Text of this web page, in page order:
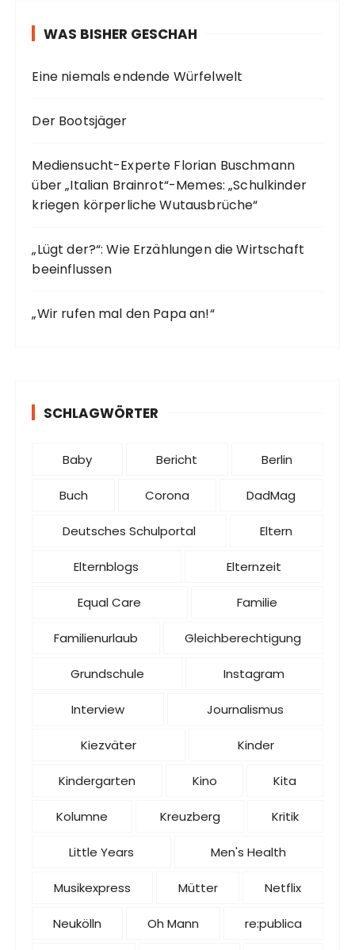
WAS BISHER GESCHAH
Eine niemals endende Würfelwelt
Der Bootsjäger
Mediensucht-Experte Florian Buschmann
über „Italian Brainrot“-Memes: „Schulkinder
kriegen körperliche Wutausbrüche“
„Lügt der?“: Wie Erzählungen die Wirtschaft
beeinflussen
„Wir rufen mal den Papa an!“
SCHLAGWÖRTER
Baby Bericht Berlin
Buch Corona DadMag
Deutsches Schulportal Eltern
Elternblogs Elternzeit
Equal Care Familie
Familienurlaub Gleichberechtigung
Grundschule Instagram
Interview Journalismus
Kiezväter Kinder
Kindergarten Kino Kita
Kolumne Kreuzberg Kritik
Little Years Men's Health
Musikexpress Mütter Netflix
Neukölln Oh Mann re:publica